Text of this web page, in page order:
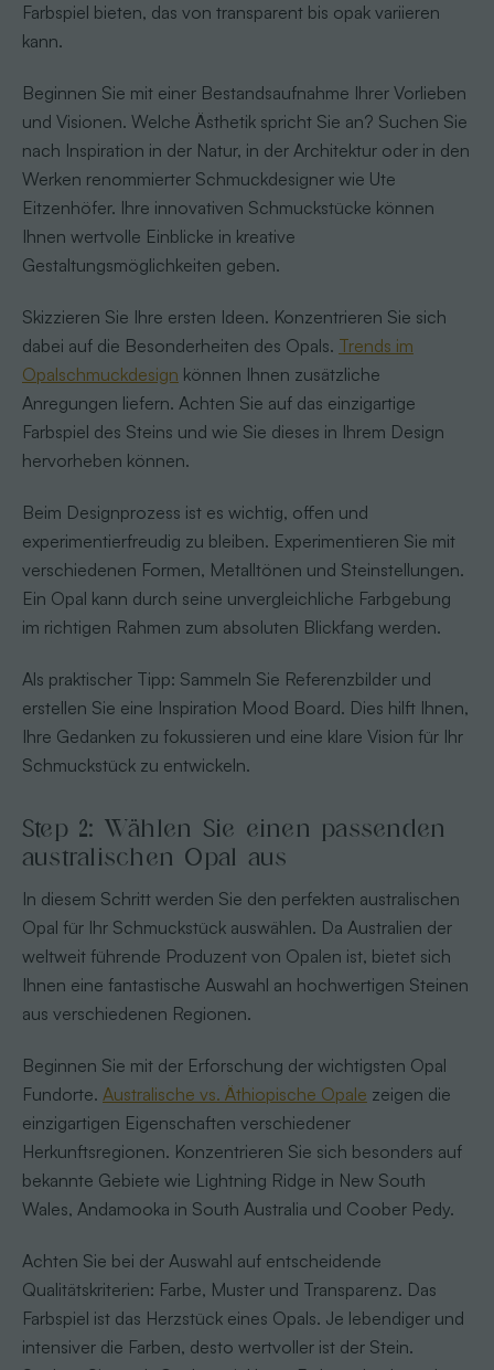
Farbspiel bieten, das von transparent bis opak variieren
kann.
Beginnen Sie mit einer Bestandsaufnahme Ihrer Vorlieben
und Visionen. Welche Ästhetik spricht Sie an? Suchen Sie
nach Inspiration in der Natur, in der Architektur oder in den
Werken renommierter Schmuckdesigner wie Ute
Eitzenhöfer. Ihre innovativen Schmuckstücke können
Ihnen wertvolle Einblicke in kreative
Gestaltungsmöglichkeiten geben.
Skizzieren Sie Ihre ersten Ideen. Konzentrieren Sie sich
dabei auf die Besonderheiten des Opals. Trends im
Opalschmuckdesign können Ihnen zusätzliche
Anregungen liefern. Achten Sie auf das einzigartige
Farbspiel des Steins und wie Sie dieses in Ihrem Design
hervorheben können.
Beim Designprozess ist es wichtig, offen und
experimentierfreudig zu bleiben. Experimentieren Sie mit
verschiedenen Formen, Metalltönen und Steinstellungen.
Ein Opal kann durch seine unvergleichliche Farbgebung
im richtigen Rahmen zum absoluten Blickfang werden.
Als praktischer Tipp: Sammeln Sie Referenzbilder und
erstellen Sie eine Inspiration Mood Board. Dies hilft Ihnen,
Ihre Gedanken zu fokussieren und eine klare Vision für Ihr
Schmuckstück zu entwickeln.
Step 2: Wählen Sie einen passenden
australischen Opal aus
In diesem Schritt werden Sie den perfekten australischen
Opal für Ihr Schmuckstück auswählen. Da Australien der
weltweit führende Produzent von Opalen ist, bietet sich
Ihnen eine fantastische Auswahl an hochwertigen Steinen
aus verschiedenen Regionen.
Beginnen Sie mit der Erforschung der wichtigsten Opal
Fundorte. Australische vs. Äthiopische Opale zeigen die
einzigartigen Eigenschaften verschiedener
Herkunftsregionen. Konzentrieren Sie sich besonders auf
bekannte Gebiete wie Lightning Ridge in New South
Wales, Andamooka in South Australia und Coober Pedy.
Achten Sie bei der Auswahl auf entscheidende
Qualitätskriterien: Farbe, Muster und Transparenz. Das
Farbspiel ist das Herzstück eines Opals. Je lebendiger und
intensiver die Farben, desto wertvoller ist der Stein.